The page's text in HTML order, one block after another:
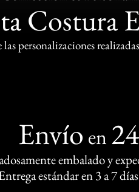
Costura
las personalizaciones
Envío en
embalado y
estándar en 3 a 7